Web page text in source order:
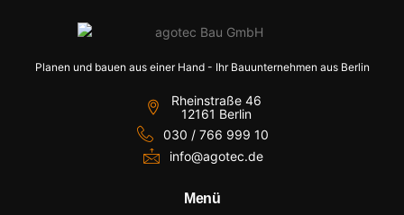
Planen und bauen aus einer Hand - Ihr Bauunternehmen aus Berlin
Rheinstraße 46
12161 Berlin
030 / 766 999 10
info@agotec.de
Menü